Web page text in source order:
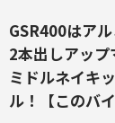
GSR400はア
2本出しアッ
ミドルネイキ
ル！【このバ